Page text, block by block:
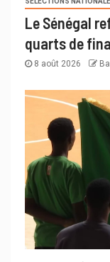
Le Sénégal
quarts de
8 août 2026